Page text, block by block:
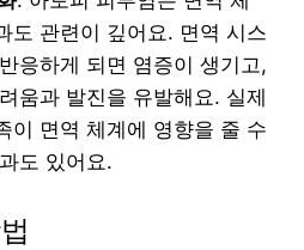
도 관련이 깊어요. 면역 시스
응하게 되면 염증이 생기고,
움과 발진을 유발해요. 실제
이 면역 체계에 영향을 줄 수
도 있어요.